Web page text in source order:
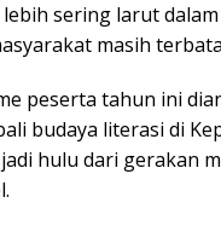
sering larut
masih
peserta tahun ini
budaya literasi di
hulu dari gerakan